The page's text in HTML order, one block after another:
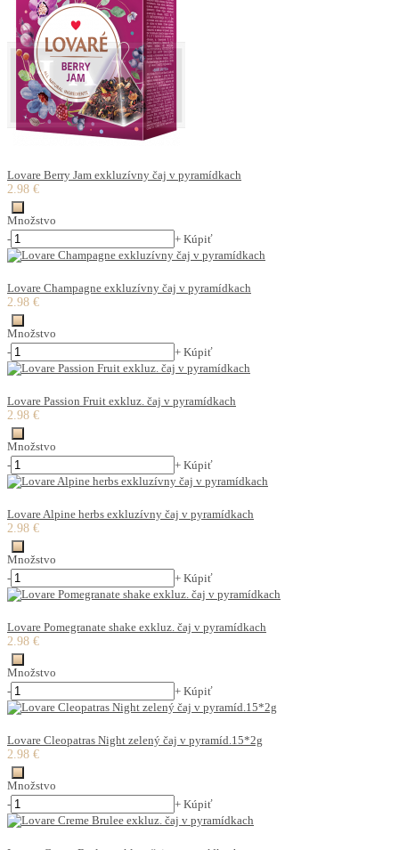
Lovare Berry Jam exkluzívny čaj v pyramídkach
2.98 €
Množstvo
-
+ Kúpiť
Lovare Champagne exkluzívny čaj v pyramídkach
2.98 €
Množstvo
-
+ Kúpiť
Lovare Passion Fruit exkluz. čaj v pyramídkach
2.98 €
Množstvo
-
+ Kúpiť
Lovare Alpine herbs exkluzívny čaj v pyramídkach
2.98 €
Množstvo
-
+ Kúpiť
Lovare Pomegranate shake exkluz. čaj v pyramídkach
2.98 €
Množstvo
-
+ Kúpiť
Lovare Cleopatras Night zelený čaj v pyramíd.15*2g
2.98 €
Množstvo
-
+ Kúpiť